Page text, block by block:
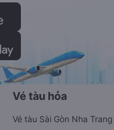
Vé tàu hỏa
Vé tàu Sài Gòn Nha Trang